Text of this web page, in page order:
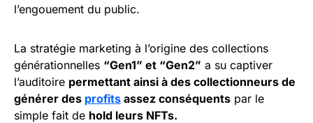
l’engouement du public.
La stratégie marketing à l’origine des collections
générationnelles “Gen1” et “Gen2” a su captiver
l’auditoire permettant ainsi à des collectionneurs de
générer des profits assez conséquents par le
simple fait de hold leurs NFTs.